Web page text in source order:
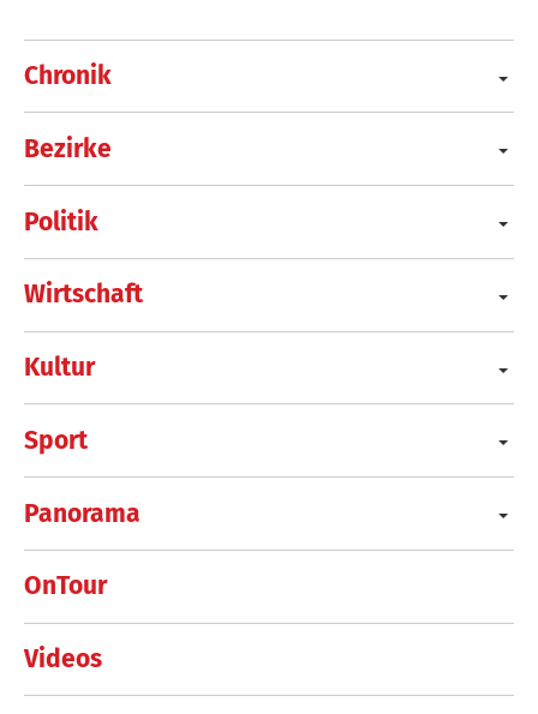
Chronik
Bezirke
Politik
Wirtschaft
Kultur
Sport
Panorama
OnTour
Videos